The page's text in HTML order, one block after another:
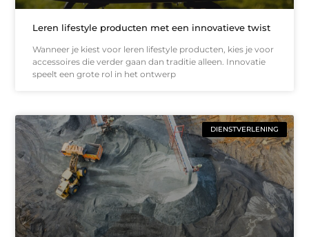
Leren lifestyle producten met een innovatieve twist
Wanneer je kiest voor leren lifestyle producten, kies je voor
accessoires die verder gaan dan traditie alleen. Innovatie
speelt een grote rol in het ontwerp
DIENSTVERLENING